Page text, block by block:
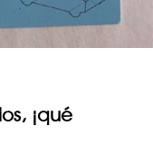
¡qué